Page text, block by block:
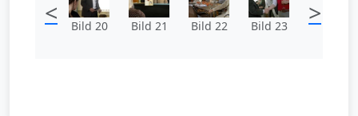
< Bild 20 Bild 21 Bild 22 Bild 23 >